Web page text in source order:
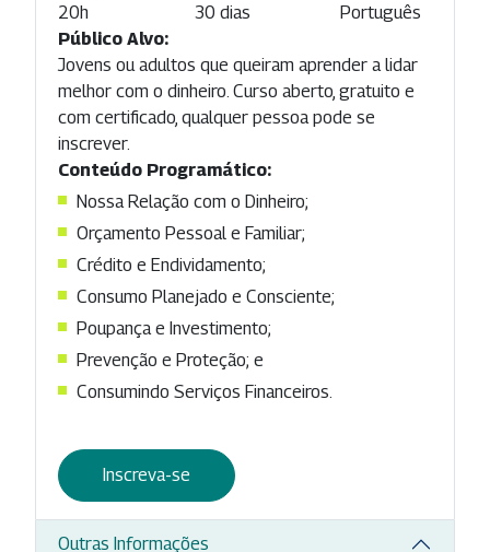
20h
30 dias
Português
Público Alvo:
Jovens ou adultos que queiram aprender a lidar
melhor com o dinheiro. Curso aberto, gratuito e
com certificado, qualquer pessoa pode se
inscrever.
Conteúdo Programático:
Nossa Relação com o Dinheiro;
Orçamento Pessoal e Familiar;
Crédito e Endividamento;
Consumo Planejado e Consciente;
Poupança e Investimento;
Prevenção e Proteção; e
Consumindo Serviços Financeiros.
Inscreva-se
Outras Informações